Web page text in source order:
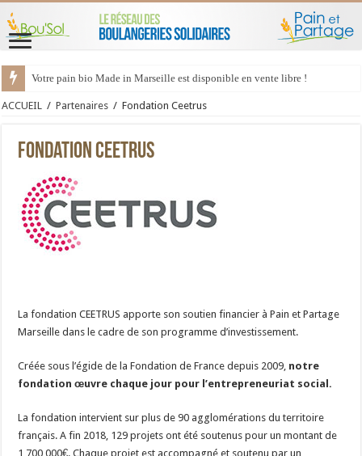
Votre pain bio Made in Marseille est disponible en vente libre !
ACCUEIL / Partenaires / Fondation Ceetrus
Fondation Ceetrus
La fondation CEETRUS apporte son soutien financier à Pain et Partage
Marseille dans le cadre de son programme d’investissement.
Créée sous l’égide de la Fondation de France depuis 2009, notre
fondation œuvre chaque jour pour l’entrepreneuriat social.
La fondation intervient sur plus de 90 agglomérations du territoire
français. A fin 2018, 129 projets ont été soutenus pour un montant de
1 700 000€. Chaque projet est accompagné et soutenu par un